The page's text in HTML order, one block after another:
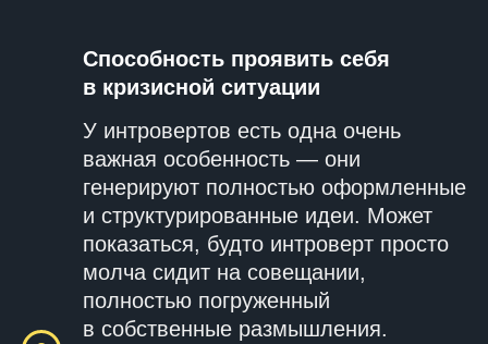
Способность проявить себя
в кризисной ситуации
У интровертов есть одна очень
важная особенность — они
генерируют полностью оформленные
и структурированные идеи. Может
показаться, будто интроверт просто
молча сидит на совещании,
полностью погруженный
в собственные размышления.